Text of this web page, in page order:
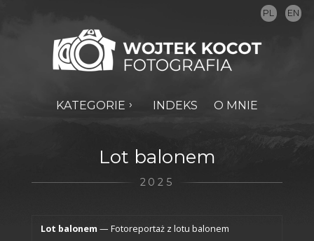
PL EN
KATEGORIE INDEKS O MNIE
Lot balonem
2025
Lot balonem — Fotoreportaż z lotu balonem